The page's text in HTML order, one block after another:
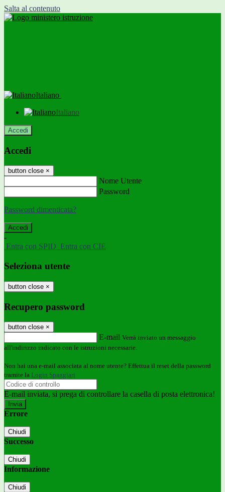
Salta al contenuto
Italiano
Italiano
Accedi
Accedi
button close ×
Nome Utente
Password
Password dimenticata?
-
Entra con SPID Entra con CIE
Seleziona utente
button close ×
Recupero password
button close ×
E-mail Verrà inviato un messaggio
all'indirizzo indicato con le istruzioni necessarie.
Non hai una e-mail associata al nome utente? Effettua il reset della password
tramite la Login Spaggiari
E-mail inviata, si prega di controllare la casella di posta elettronica!
Errore
Chiudi
Successo
Chiudi
Informazione
Chiudi